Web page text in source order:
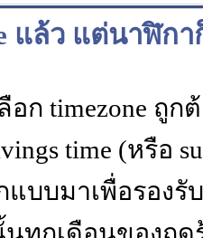
แล้ว แต่นาฬิกา
ก timezone ถู
time (หรือ
บบมาเพื่อรอง